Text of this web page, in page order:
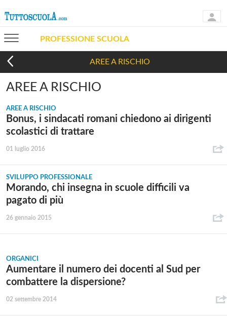
PROFESSIONE SCUOLA
AREE A RISCHIO
AREE A RISCHIO
AREE A RISCHIO
Bonus, i sindacati romani chiedono ai dirigenti
scolastici di trattare
01 luglio 2016
SVILUPPO PROFESSIONALE
Morando, chi insegna in scuole difficili va
pagato di più
26 gennaio 2015
ORGANICI
Aumentare il numero dei docenti al Sud per
combattere la dispersione?
02 settembre 2014